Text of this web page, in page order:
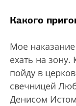
Какого
Мое наказание
ехать на зону.
пойду в
свечницей
Денисом